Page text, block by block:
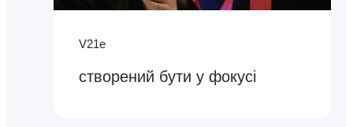
V21e
cтворений бути у фокусі